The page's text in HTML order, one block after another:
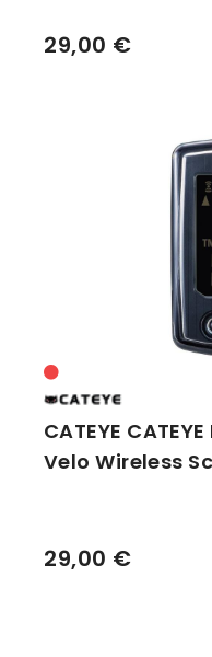
29,00 €
CATEYE
Velo Wireless
29,00 €